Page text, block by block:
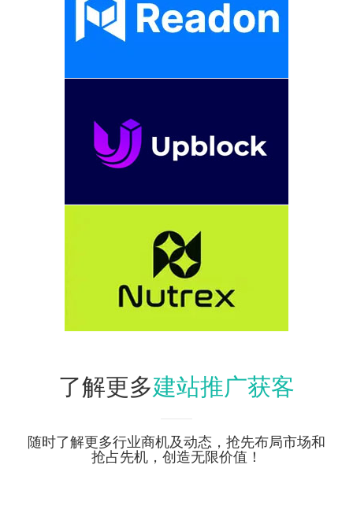
了解更多建站推广获客
随时了解更多行业商机及动态，抢先布局市场和
抢占先机，创造无限价值！